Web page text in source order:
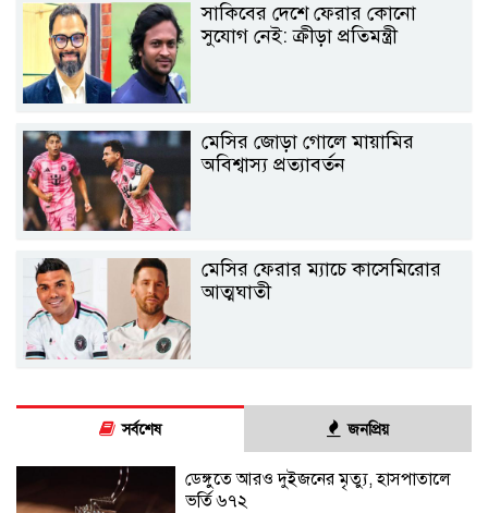
সাকিবের দেশে ফেরার কোনো
সুযোগ নেই: ক্রীড়া প্রতিমন্ত্রী
মেসির জোড়া গোলে মায়ামির
অবিশ্বাস্য প্রত্যাবর্তন
মেসির ফেরার ম্যাচে কাসেমিরোর
আত্মঘাতী
সর্বশেষ জনপ্রিয়
ডেঙ্গুতে আরও দুইজনের মৃত্যু, হাসপাতালে
ভর্তি ৬৭২